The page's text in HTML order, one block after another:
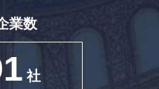
業数
社